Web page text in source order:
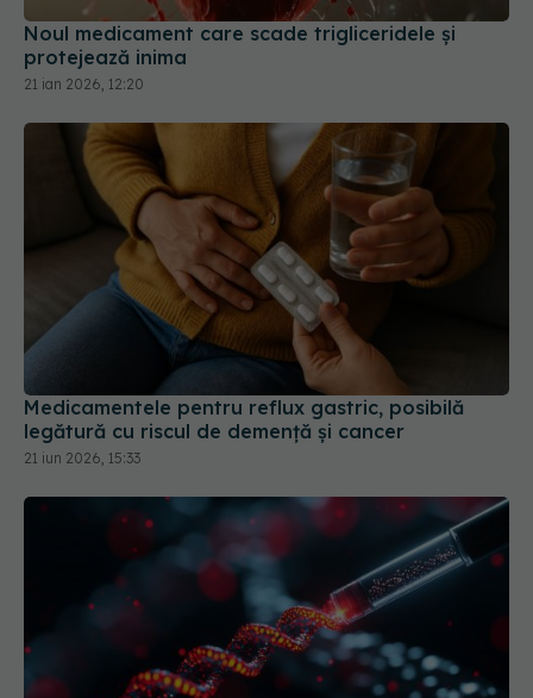
21 ian 2026, 12:20
Medicamentele pentru reflux gastric, posibilă
legătură cu riscul de demență și cancer
21 iun 2026, 15:33